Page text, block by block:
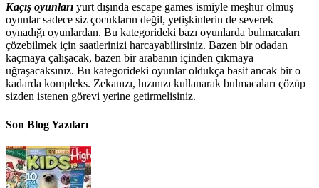
Kaçış oyunları yurt dışında escape games ismiyle meşhur olmuş
oyunlar sadece siz çocukların değil, yetişkinlerin de severek
oynadığı oyunlardan. Bu kategorideki bazı oyunlarda bulmacaları
çözebilmek için saatlerinizi harcayabilirsiniz. Bazen bir odadan
kaçmaya çalışacak, bazen bir arabanın içinden çıkmaya
uğraşacaksınız. Bu kategorideki oyunlar oldukça basit ancak bir o
kadarda kompleks. Zekanızı, hızınızı kullanarak bulmacaları çözüp
sizden istenen görevi yerine getirmelisiniz.
Son Blog Yazıları